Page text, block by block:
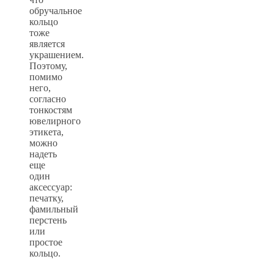
обручальное
кольцо
тоже
является
украшением.
Поэтому,
помимо
него,
согласно
тонкостям
ювелирного
этикета,
можно
надеть
еще
один
аксессуар:
печатку,
фамильный
перстень
или
простое
кольцо.